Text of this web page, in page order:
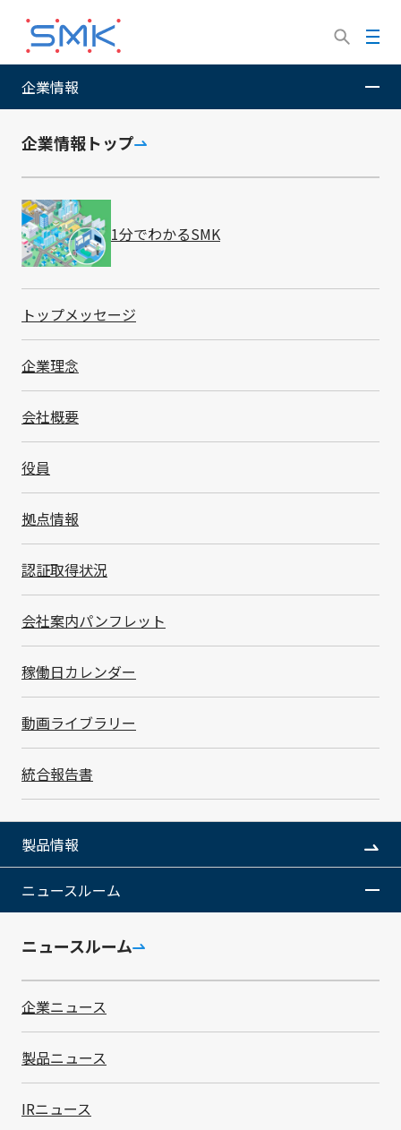
企業情報
企業情報トップ
1分でわかるSMK
トップメッセージ
企業理念
会社概要
役員
拠点情報
認証取得状況
会社案内パンフレット
稼働日カレンダー
動画ライブラリー
統合報告書
製品情報
ニュースルーム
ニュースルーム
企業ニュース
製品ニュース
IRニュース
SMK株式会社
長寿命8年駆動の棚欠品検知ソリューション 「LoRaWAN®対
応 在庫管理センサー」を開発
長寿命8年駆動の棚欠品検知ソ
リューション 「LoRaWAN®対
応 在庫管理センサー」を開発
- LoRaWAN®通信×赤外線ToFセンサー×振動検
製品ニュース
2026.02.25
当社は、小売店舗および物流倉庫における在庫管理業
務の省人化を目的として、在庫状況を効率的に可視化で
きる「LoRaWAN®対応 在庫管理センサー」を開発しま
した。本製品は、高精度な赤外線ToFセンサー、振動検
知技術、低消費電力のLoRaWAN®通信を組み合わせる
ことで、既存の什器に後付け可能な在庫管理ソリューシ
ョンです。
小売業界における課題の一つが売れ筋商品の「棚欠
れて発生する「店頭での品切れ」が、顧客満足度の低下
ーに在庫の減少を自動検知し、課題解決します。
「今、補充すべき棚」を特定: 巡回不要で、補充が必
要なタイミングをリアルタイムに可視化。
機会損失の最小化: 店頭での欠品時間を大幅に短縮
し、売上ロスの発生を未然に防止。